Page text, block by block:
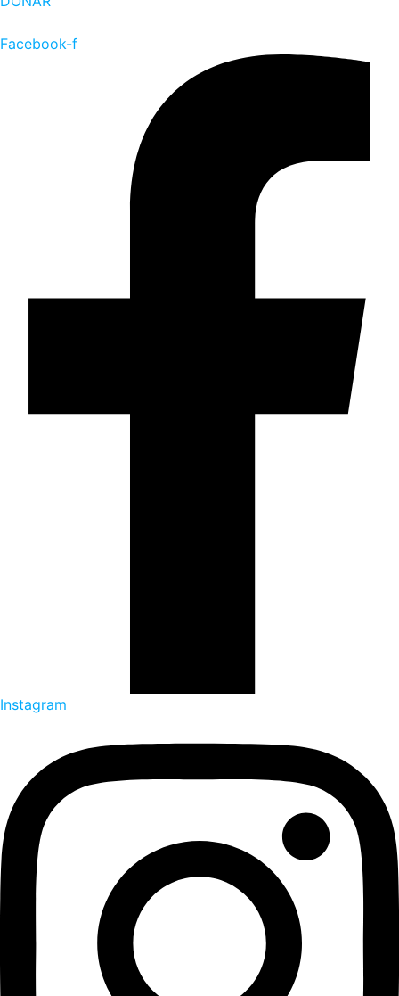
Facebook-f
Instagram